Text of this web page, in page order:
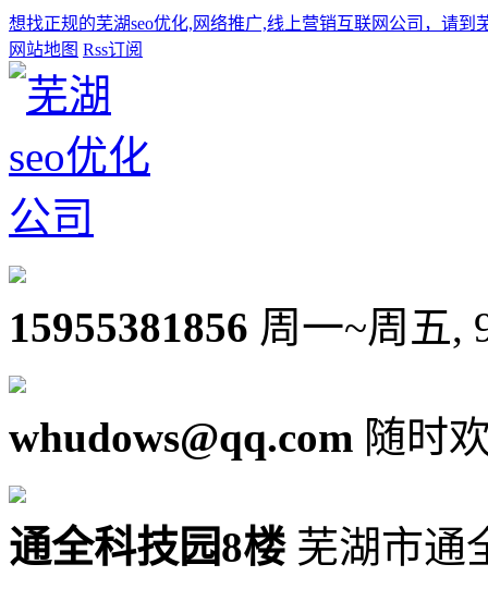
想找正规的芜湖seo优化,网络推广,线上营销互联网公司，请到
网站地图 Rss订阅
15955381856 周一~周五,
whudows@qq.com 随时
通全科技园8楼 芜湖市通